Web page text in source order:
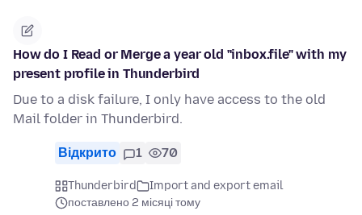
How do I Read or Merge a year old "inbox.file" with my
present profile in Thunderbird
Due to a disk failure, I only have access to the old
Mail folder in Thunderbird.
Відкрито 1 70
Thunderbird
Import and export email
поставлено 2 місяці тому